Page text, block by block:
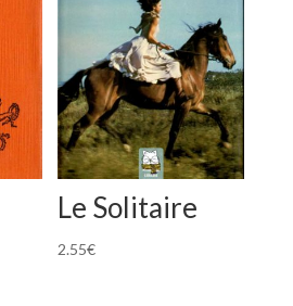
Le Solitaire
2.55€